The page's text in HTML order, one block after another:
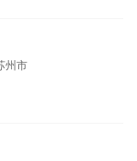
州市